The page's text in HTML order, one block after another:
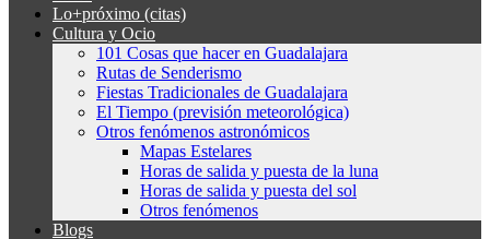
Lo+próximo (citas)
Cultura y Ocio
101 Cosas que hacer en Guadalajara
Rutas de Senderismo
Fiestas Tradicionales de Guadalajara
El Tiempo (previsión meteorológica)
Otros fenómenos astronómicos
Mapas Estelares
Horas de salida y puesta de la luna
Horas de salida y puesta del sol
Otros fenómenos
Blogs